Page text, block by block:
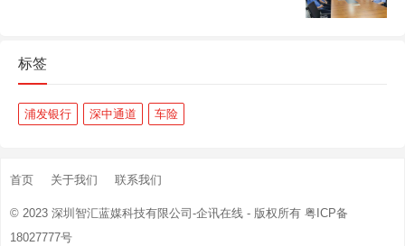
标签
浦发银行 深中通道 车险
首页 关于我们 联系我们
© 2023 深圳智汇蓝媒科技有限公司-企讯在线 - 版权所有 粤ICP备
18027777号